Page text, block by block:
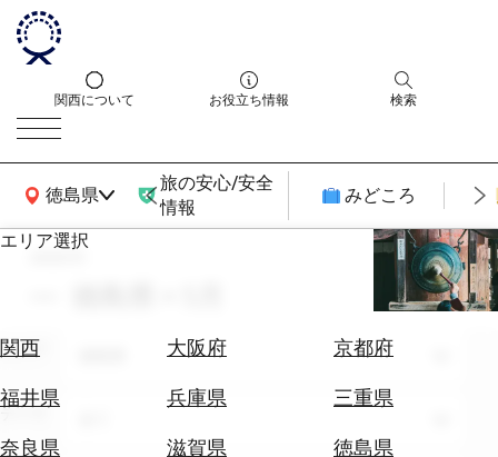
関西について お役立ち情報 検索
徳島県
関西広域MAP
旅の安心/安全
情報
みどころ
エリア選択
関西 大阪府
京都府
福井県
兵庫県
三重県
奈良県
滋賀県
徳島県
エ
券
search
エリア
テーマ